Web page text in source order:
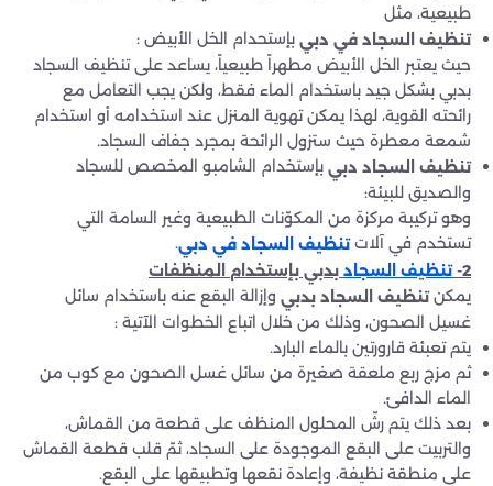
طبيعية، مثل
تنظيف السجاد في دبي بإستحدام الخل الأبيض :
حيث يعتبر الخل الأبيض مطهراً طبيعياً، يساعد على تنظيف السجاد
بدبي بشكل جيد باستخدام الماء فقط، ولكن يجب التعامل مع
رائحته القوية، لهذا يمكن تهوية المنزل عند استخدامه أو استخدام
شمعة معطرة حيث ستزول الرائحة بمجرد جفاف السجاد.
تنظيف السجاد دبي بإستخدام الشامبو المخصص للسجاد
والصديق للبيئة:
وهو تركيبة مركزة من المكوّنات الطبيعية وغير السامة التي
تستخدم في آلاتتنظيف السجاد في دبي.
2- تنظيف السجاد بدبي بإستخدام المنظفات
يمكنتنظيف السجاد بدبي وإزالة البقع عنه باستخدام سائل
غسيل الصحون، وذلك من خلال اتباع الخطوات الآتية :
يتم تعبئة قارورتين بالماء البارد.
ثم مزج ربع ملعقة صغيرة من سائل غسل الصحون مع كوب من
الماء الدافئ.
بعد ذلك يتم رشّ المحلول المنظف على قطعة من القماش،
والتربيت على البقع الموجودة على السجاد، ثمّ قلب قطعة القماش
على منطقة نظيفة، وإعادة نقعها وتطبيقها على البقع.